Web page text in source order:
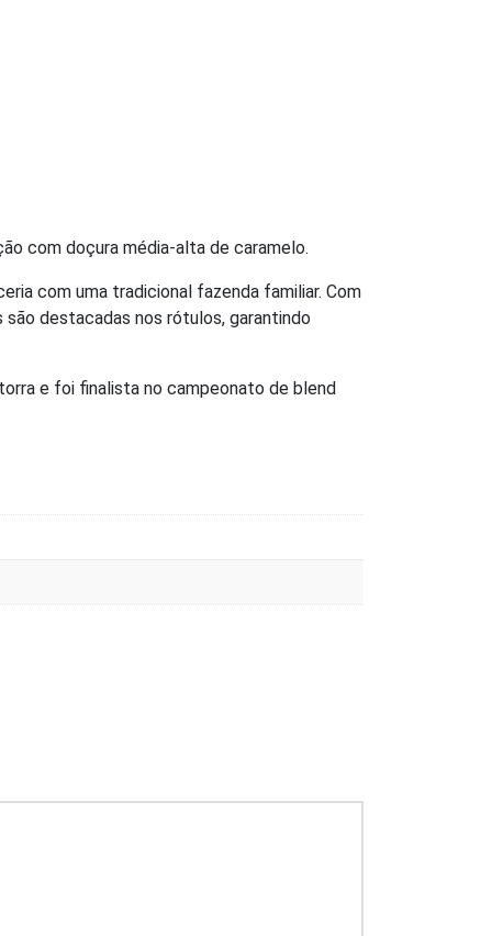
com doçura média-alta de caramelo.
com uma tradicional fazenda familiar. Com
destacadas nos rótulos, garantindo
e foi finalista no campeonato de blend